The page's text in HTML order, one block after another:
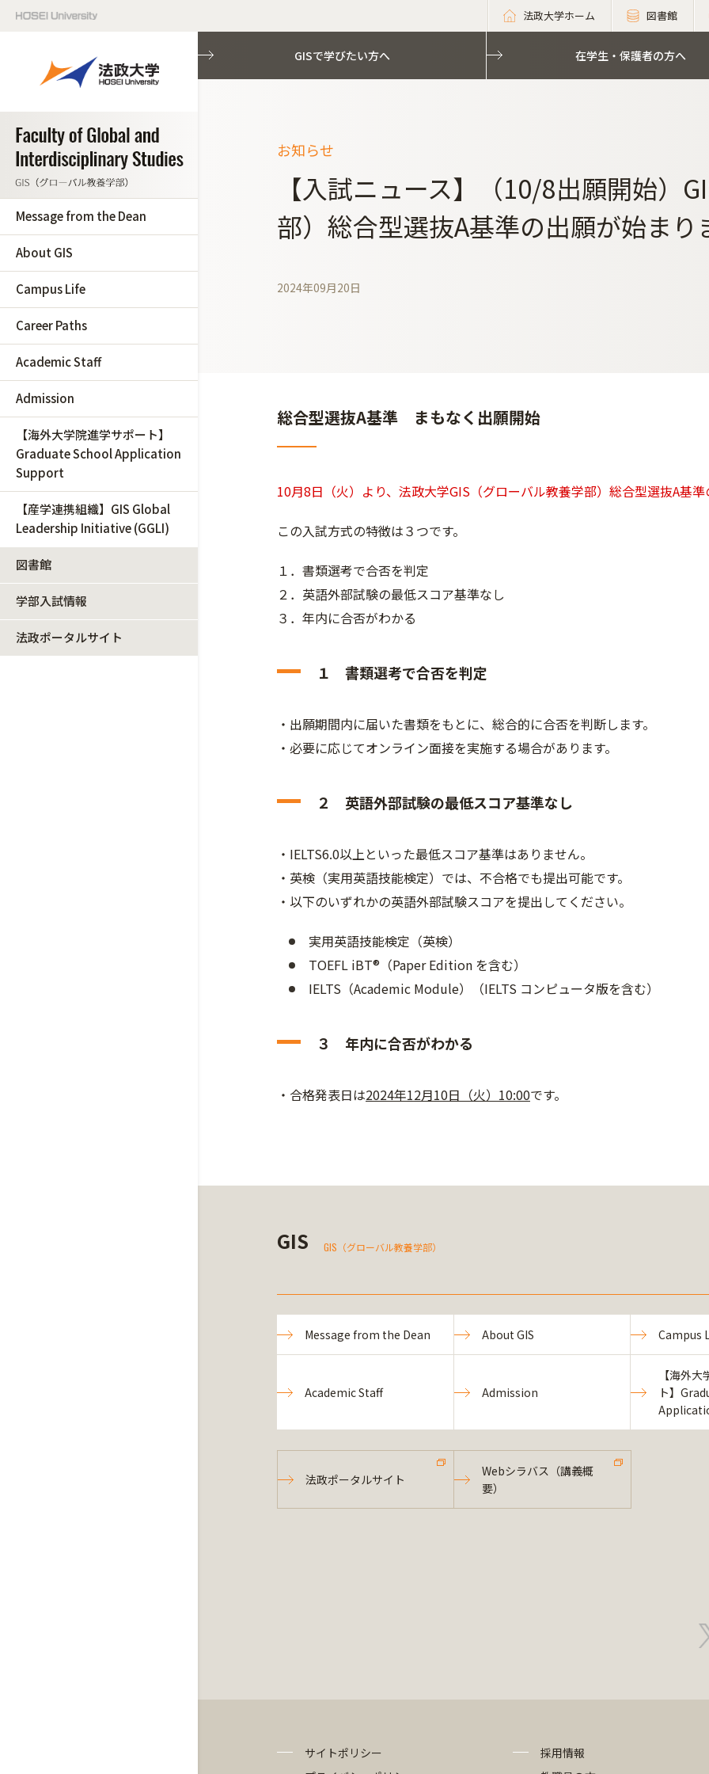
法政大学ホーム 図書館
Message from the Dean
About GIS
Campus Life
Career Paths
Academic Staff
Admission
【海外大学院進学サポート】
Graduate School Application
Support
【産学連携組織】GIS Global
Leadership Initiative (GGLI)
図書館
学部入試情報
法政ポータルサイト
GISで学びたい方へ 在学生・保護者の方へ
お知らせ
【入試ニュース】（10/8出願開始）
部）総合型選抜A基準の出願が始まり
2024年09月20日
総合型選抜A基準 まもなく出願開始
10月8日（火）より、法政大学GIS（グローバル教養学部）総合型選抜A基準
この入試方式の特徴は３つです。
１．書類選考で合否を判定
２．英語外部試験の最低スコア基準なし
３．年内に合否がわかる
１ 書類選考で合否を判定
・出願期間内に届いた書類をもとに、総合的に合否を判断します。
・必要に応じてオンライン面接を実施する場合があります。
２ 英語外部試験の最低スコア基準なし
・IELTS6.0以上といった最低スコア基準はありません。
・英検（実用英語技能検定）では、不合格でも提出可能です。
・以下のいずれかの英語外部試験スコアを提出してください。
実用英語技能検定（英検）
TOEFL iBT®（Paper Edition を含む）
IELTS（Academic Module）（IELTS コンピュータ版を含む）
３ 年内に合否がわかる
・合格発表日は2024年12月10日（火）10:00です。
GIS GIS（グローバル教養学部）
Message from the Dean About GIS Campus
Academic Staff Admission
【海外
ト】
法政ポータルサイト
Webシラバス（講義概
要）
サイトポリシー
採用情報